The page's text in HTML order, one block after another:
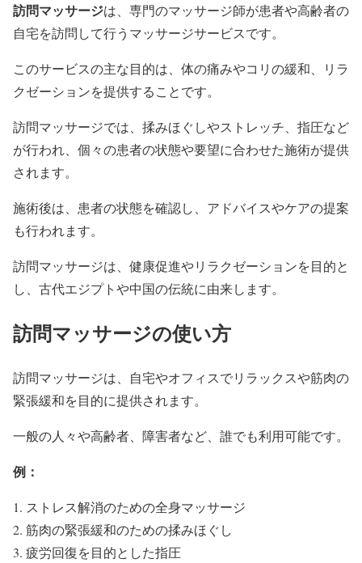
訪問マッサージは、専門のマッサージ師が患者や高齢者の
自宅を訪問して行うマッサージサービスです。
このサービスの主な目的は、体の痛みやコリの緩和、リラ
クゼーションを提供することです。
訪問マッサージでは、揉みほぐしやストレッチ、指圧など
が行われ、個々の患者の状態や要望に合わせた施術が提供
されます。
施術後は、患者の状態を確認し、アドバイスやケアの提案
も行われます。
訪問マッサージは、健康促進やリラクゼーションを目的と
し、古代エジプトや中国の伝統に由来します。
訪問マッサージの使い方
訪問マッサージは、自宅やオフィスでリラックスや筋肉の
緊張緩和を目的に提供されます。
一般の人々や高齢者、障害者など、誰でも利用可能です。
例：
ストレス解消のための全身マッサージ
筋肉の緊張緩和のための揉みほぐし
疲労回復を目的とした指圧